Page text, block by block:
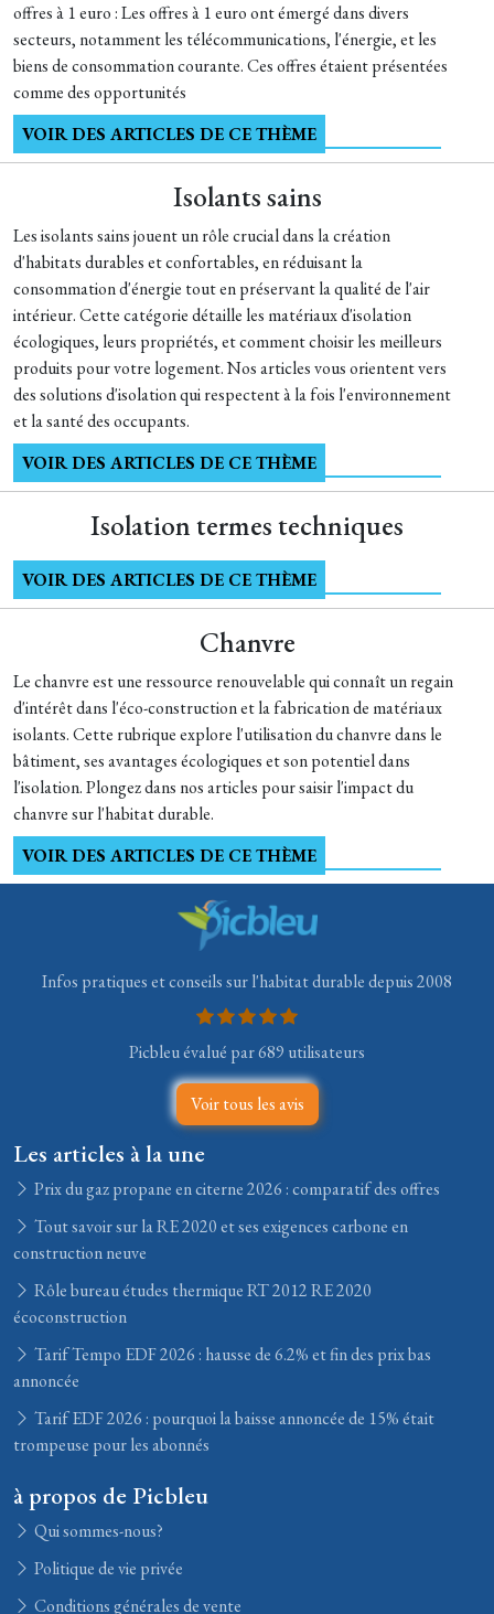
offres à 1 euro : Les offres à 1 euro ont émergé dans divers
secteurs, notamment les télécommunications, l'énergie, et les
biens de consommation courante. Ces offres étaient présentées
comme des opportunités
VOIR DES ARTICLES DE CE THÈME
Isolants sains
Les isolants sains jouent un rôle crucial dans la création
d'habitats durables et confortables, en réduisant la
consommation d'énergie tout en préservant la qualité de l'air
intérieur. Cette catégorie détaille les matériaux d'isolation
écologiques, leurs propriétés, et comment choisir les meilleurs
produits pour votre logement. Nos articles vous orientent vers
des solutions d'isolation qui respectent à la fois l'environnement
et la santé des occupants.
VOIR DES ARTICLES DE CE THÈME
Isolation termes techniques
VOIR DES ARTICLES DE CE THÈME
Chanvre
Le chanvre est une ressource renouvelable qui connaît un regain
d'intérêt dans l'éco-construction et la fabrication de matériaux
isolants. Cette rubrique explore l'utilisation du chanvre dans le
bâtiment, ses avantages écologiques et son potentiel dans
l'isolation. Plongez dans nos articles pour saisir l'impact du
chanvre sur l'habitat durable.
VOIR DES ARTICLES DE CE THÈME
Infos pratiques et conseils sur l'habitat durable depuis 2008
Picbleu évalué par 689 utilisateurs
Voir tous les avis
Les articles à la une
Prix du gaz propane en citerne 2026 : comparatif des offres
Tout savoir sur la RE 2020 et ses exigences carbone en
construction neuve
Rôle bureau études thermique RT 2012 RE 2020
écoconstruction
Tarif Tempo EDF 2026 : hausse de 6.2% et fin des prix bas
annoncée
Tarif EDF 2026 : pourquoi la baisse annoncée de 15% était
trompeuse pour les abonnés
à propos de Picbleu
Qui sommes-nous?
Politique de vie privée
Conditions générales de vente